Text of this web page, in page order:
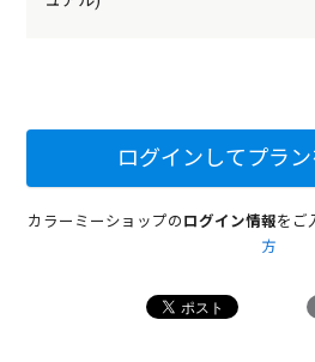
ログインしてプラ
カラーミーショップの ログイン情報をご
方